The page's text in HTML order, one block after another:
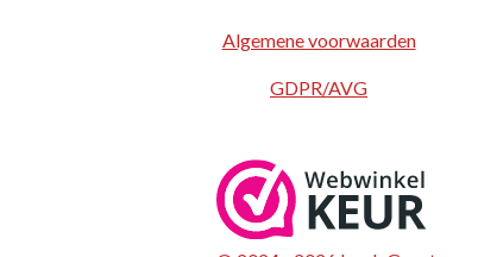
Algemene voorwaarden
GDPR/AVG